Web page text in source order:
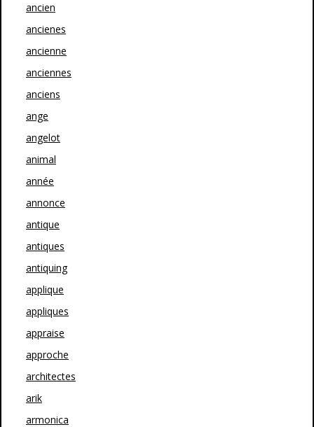
ancien
ancienes
ancienne
anciennes
anciens
ange
angelot
animal
année
annonce
antique
antiques
antiquing
applique
appliques
appraise
approche
architectes
arik
armonica